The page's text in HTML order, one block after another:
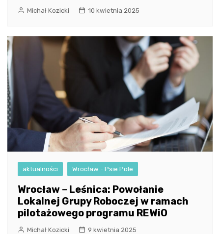
Michał Kozicki 10 kwietnia 2025
aktualności Wrocław - Psie Pole
Wrocław – Leśnica: Powołanie
Lokalnej Grupy Roboczej w ramach
pilotażowego programu REWiO
Michał Kozicki 9 kwietnia 2025